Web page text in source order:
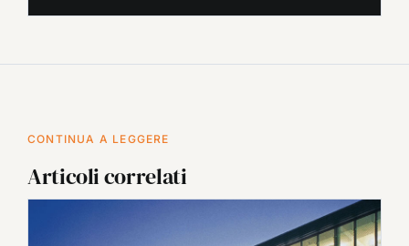
CONTINUA A LEGGERE
Articoli correlati